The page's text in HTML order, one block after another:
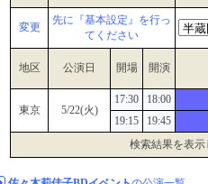
変更
先に『基本設定』を行っ
てください
地区 公演日 開場 開演
東京 5/22(火)
17:30 18:00
19:15
19:45
検索結果を表